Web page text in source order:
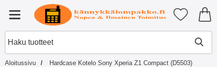
Valikko
Ostoskori laajennettu Tibro
Hae
Suosikkini
Aloitussivu Hardcase Kotelo Sony Xperia Z1 Compact (D5503)